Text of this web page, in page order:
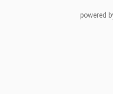
powered